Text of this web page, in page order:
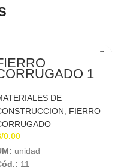
1
DE
FIERRO
0.00
unidad
11